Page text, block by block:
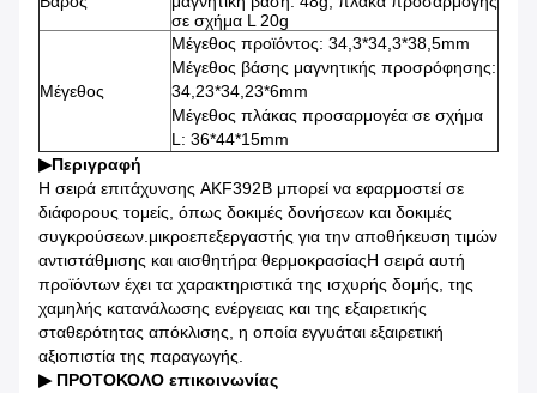
σε σχήμα L 20g
Μέγεθος
Μέγεθος προϊόντος: 34,3*34,3*38,5mm
Μέγεθος βάσης μαγνητικής προσρόφησης:
34,23*34,23*6mm
Μέγεθος πλάκας προσαρμογέα σε σχήμα
L: 36*44*15mm
▶Περιγραφή
Η σειρά επιτάχυνσης AKF392B μπορεί να εφαρμοστεί σε
διάφορους τομείς, όπως δοκιμές δονήσεων και δοκιμές
συγκρούσεων.μικροεπεξεργαστής για την αποθήκευση τιμών
αντιστάθμισης και αισθητήρα θερμοκρασίαςΗ σειρά αυτή
προϊόντων έχει τα χαρακτηριστικά της ισχυρής δομής, της
χαμηλής κατανάλωσης ενέργειας και της εξαιρετικής
σταθερότητας απόκλισης, η οποία εγγυάται εξαιρετική
αξιοπιστία της παραγωγής.
▶ ΠΡΟΤΟΚΟΛΟ επικοινωνίας